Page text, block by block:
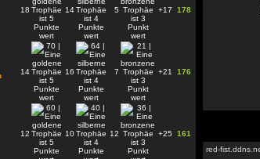
18 14 5 +17 178
14 16 7 +21 176
12 10 12 +25 161
red-